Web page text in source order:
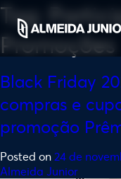
Tag:
Promoções
Black Friday
compras e
promoção
Posted on24 de
Almeida Junior